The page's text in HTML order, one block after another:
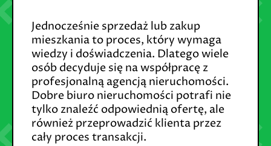
Jednocześnie sprzedaż lub zakup
mieszkania to proces, który wymaga
wiedzy i doświadczenia. Dlatego wiele
osób decyduje się na współpracę z
profesjonalną agencją nieruchomości.
Dobre biuro nieruchomości potrafi nie
tylko znaleźć odpowiednią ofertę, ale
również przeprowadzić klienta przez
cały proces transakcji.